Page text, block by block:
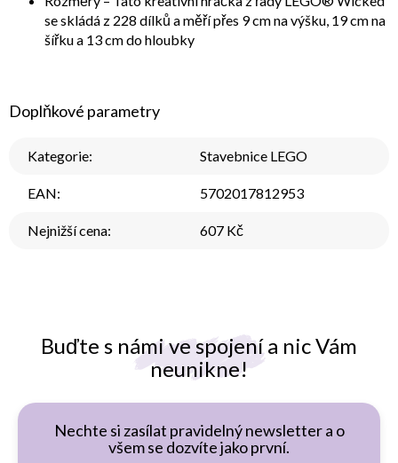
Buďte s námi ve spojení a nic Vám
neunikne!
Nechte si zasílat pravidelný newsletter a o
všem se dozvíte jako první.
se skládá z 228 dílků a měří přes 9 cm na výšku, 19 cm na
šířku a 13 cm do hloubky
Doplňkové parametry
Kategorie: Stavebnice LEGO
EAN: 5702017812953
Nejnižší cena: 607 Kč